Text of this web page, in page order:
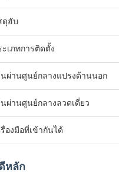
ดุฮับ
ะเภทการติดตั้ง
นผ่านศูนย์กลางแปรงด้านนอก
นผ่านศูนย์กลางลวดเดี่ยว
รื่องมือที่เข้ากันได้
หลัก